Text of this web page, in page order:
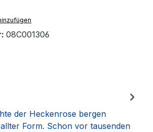
08C001306
der Heckenrose bergen
Form. Schon vor tausenden